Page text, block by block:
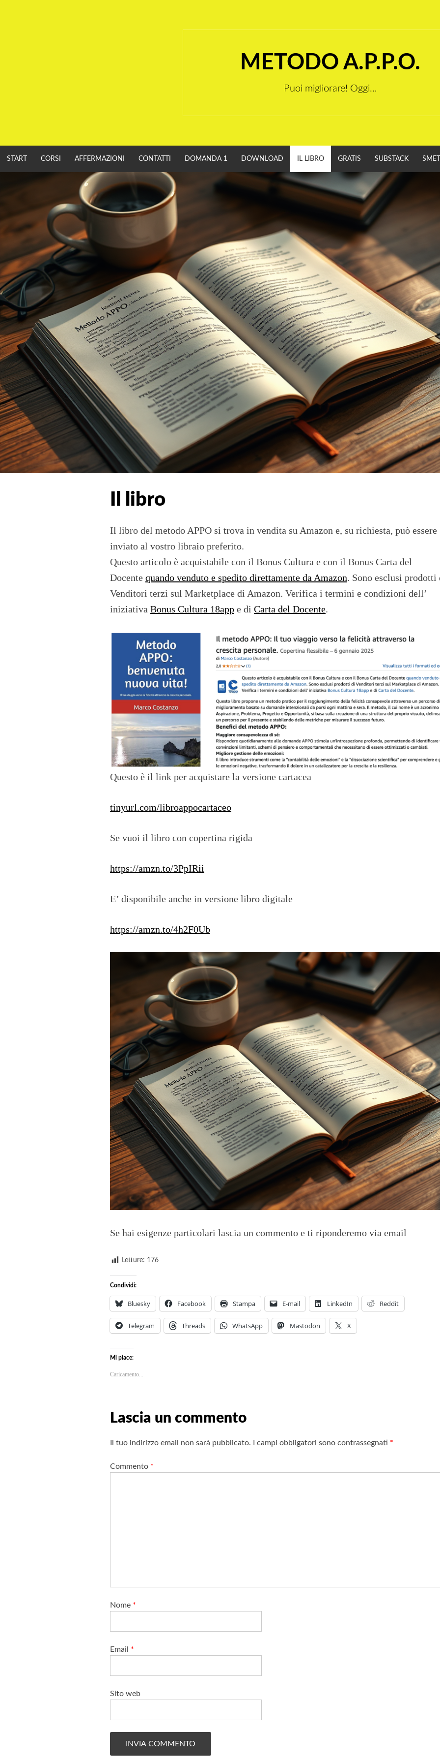
METODO A.P.P.O.
Puoi migliorare! Oggi…
START CORSI AFFERMAZIONI CONTATTI DOMANDA 1 DOWNLOAD IL LIBRO GRATIS SUBSTACK
Il libro
Il libro del metodo APPO si trova in vendita su Amazon e, su richiesta, può essere
inviato al vostro libraio preferito.
Questo articolo è acquistabile con il Bonus Cultura e con il Bonus Carta del
Docente quando venduto e spedito direttamente da Amazon. Sono esclusi prodotti
Venditori terzi sul Marketplace di Amazon. Verifica i termini e condizioni dell’
iniziativa Bonus Cultura 18app e di Carta del Docente.
Questo è il link per acquistare la versione cartacea
tinyurl.com/libroappocartaceo
Se vuoi il libro con copertina rigida
https://amzn.to/3PpIRii
E’ disponibile anche in versione libro digitale
https://amzn.to/4h2F0Ub
Se hai esigenze particolari lascia un commento e ti riponderemo via email
Letture: 176
Condividi:
Bluesky Facebook Stampa E-mail LinkedIn Reddit
Telegram Threads WhatsApp Mastodon X
Mi piace:
Caricamento...
Lascia un commento
Il tuo indirizzo email non sarà pubblicato. I campi obbligatori sono contrassegnati *
Commento *
Nome *
Email *
Sito web